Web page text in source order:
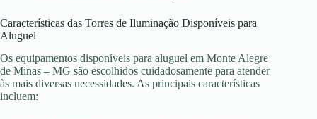
Características das Torres de Iluminação Disponíveis para
Aluguel
Os equipamentos disponíveis para aluguel em Monte Alegre
de Minas – MG são escolhidos cuidadosamente para atender
às mais diversas necessidades. As principais características
incluem: